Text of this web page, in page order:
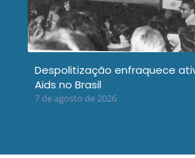
Despolitização enfraquece
Aids no Brasil
7 de agosto de 2026